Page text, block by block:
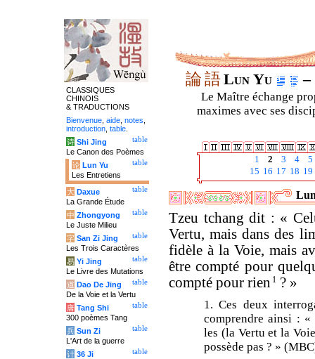
論語Lun Yu –
Le Maître échange
maximes avec ses
1 2 3 4
5
15 16 17 18 19
Tzeu tchang dit : «
Vertu, mais dans des
fidèle à la Voie, mais
être compté pour
compté pour rien 1 ? »
1. Ces deux
comprendre ainsi :
les (la Vertu et la
possède pas ? »
CLASSIQUES
CHINOIS
& TRADUCTIONS
Bienvenue aide notes
introduction table
table
诗 Shi Jing
Le Canon des Poèmes
table
论 Lun Yu
Les Entretiens
table
大 Daxue
La Grande Étude
table
中 Zhongyong
Le Juste Milieu
table
字 San Zi Jing
Les Trois Caractères
table
易 Yi Jing
Le Livre des Mutations
table
道 Dao De Jing
De la Voie et la Vertu
table
唐 Tang Shi
300 poèmes Tang
table
兵 Sun Zi
L'Art de la guerre
table
计 36 Ji